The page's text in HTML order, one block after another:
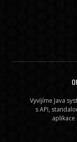
Vyvíjíme Java
s API,
aplikace